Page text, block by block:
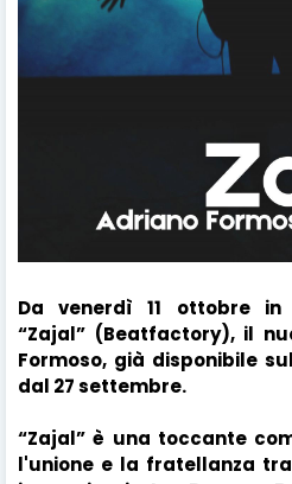
Da venerdì 11 ottobre in
“Zajal” (Beatfactory), il
Formoso, già disponibile
dal 27 settembre.
“Zajal” è una toccante
l'unione e la fratellanza